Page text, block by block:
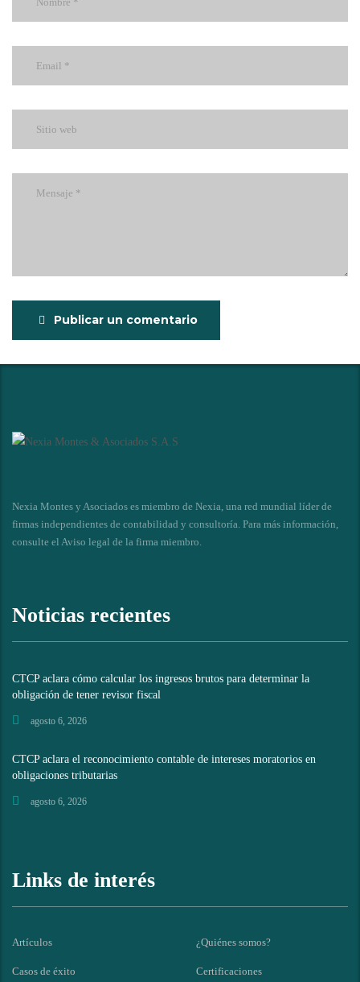
Publicar un comentario
Nexia Montes y Asociados es miembro de Nexia, una red mundial líder de
firmas independientes de contabilidad y consultoría. Para más información,
consulte el Aviso legal de la firma miembro.
Noticias recientes
CTCP aclara cómo calcular los ingresos brutos para determinar la
obligación de tener revisor fiscal
agosto 6, 2026
CTCP aclara el reconocimiento contable de intereses moratorios en
obligaciones tributarias
agosto 6, 2026
Links de interés
Artículos ¿Quiénes somos?
Casos de éxito Certificaciones